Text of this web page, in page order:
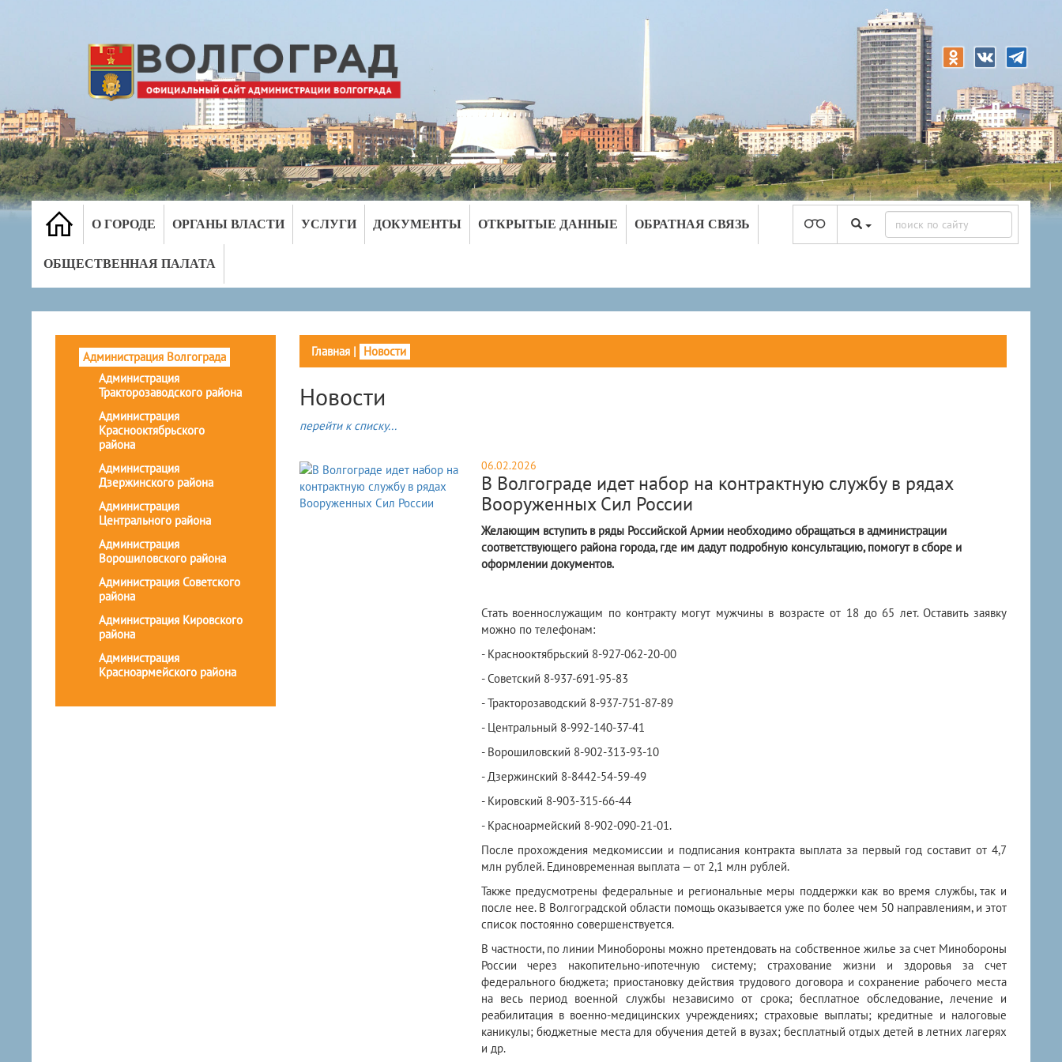
О ГОРОДЕ ОРГАНЫ ВЛАСТИ УСЛУГИ ДОКУМЕНТЫ ОТКРЫТЫЕ ДАННЫЕ ОБРАТНАЯ СВЯЗЬ
ОБЩЕСТВЕННАЯ ПАЛАТА
Администрация Волгограда
Администрация
Тракторозаводского района
Администрация
Краснооктябрьского
района
Администрация
Дзержинского района
Администрация
Центрального района
Администрация
Ворошиловского района
Администрация Советского
района
Администрация Кировского
района
Администрация
Красноармейского района
Главная| Новости
Новости
перейти к списку...
06.02.2026
В Волгограде идет набор на контрактную службу в рядах
Вооруженных Сил России
Желающим вступить в ряды Российской Армии необходимо обращаться в администрации
соответствующего района города, где им дадут подробную консультацию, помогут в сборе и
оформлении документов.
Стать военнослужащим по контракту могут мужчины в возрасте от 18 до 65 лет. Оставить заявку
можно по телефонам:
- Краснооктябрьский 8-927-062-20-00
- Советский 8-937-691-95-83
- Тракторозаводский 8-937-751-87-89
- Центральный 8-992-140-37-41
- Ворошиловский 8-902-313-93-10
- Дзержинский 8-8442-54-59-49
- Кировский 8-903-315-66-44
- Красноармейский 8-902-090-21-01.
После прохождения медкомиссии и подписания контракта выплата за первый год составит от 4,7
млн рублей. Единовременная выплата — от 2,1 млн рублей.
Также предусмотрены федеральные и региональные меры поддержки как во время службы, так и
после нее. В Волгоградской области помощь оказывается уже по более чем 50 направлениям, и этот
список постоянно совершенствуется.
В частности, по линии Минобороны можно претендовать на собственное жилье за счет Минобороны
России через накопительно-ипотечную систему; страхование жизни и здоровья за счет
федерального бюджета; приостановку действия трудового договора и сохранение рабочего места
на весь период военной службы независимо от срока; бесплатное обследование, лечение и
реабилитация в военно-медицинских учреждениях; страховые выплаты; кредитные и налоговые
каникулы; бюджетные места для обучения детей в вузах; бесплатный отдых детей в летних лагерях
и др.